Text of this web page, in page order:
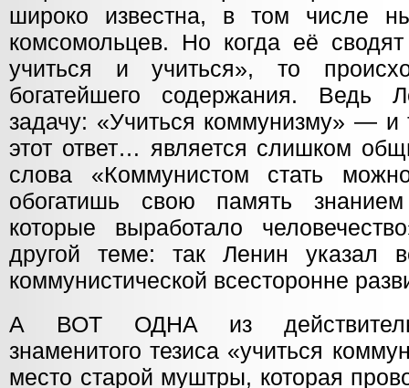
широко известна, в том числе
комсомольцев. Но когда её
учиться и учиться», то
богатейшего содержания. Ведь
задачу: «Учиться коммунизму» —
этот ответ… является слишком
слова «Коммунистом стать
обогатишь свою память
которые выработало
другой теме: так Ленин указал
коммунистической всесторонне
А ВОТ ОДНА из
знаменитого тезиса «учиться
место старой муштры, которая